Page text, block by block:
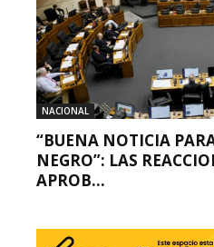
NACIONAL
“BUENA NOTICIA
NEGRO”: LAS
APROB...